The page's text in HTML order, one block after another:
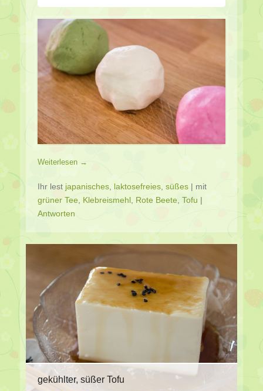
Weiterlesen →
Ihr lest japanisches laktosefreies süßes | mit
grüner Tee
Klebreismehl Rote Beete Tofu |
Antworten
gekühlter, süßer Tofu